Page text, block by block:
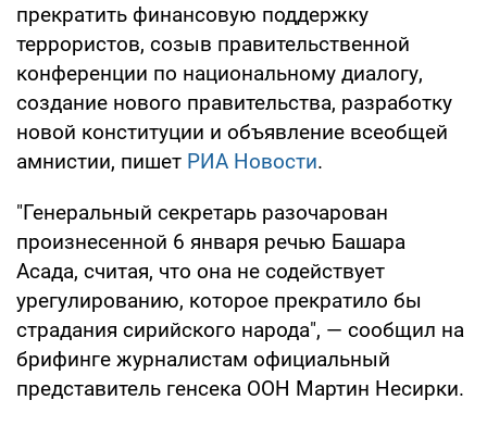
прекратить финансовую поддержку
террористов, созыв правительственной
конференции по национальному диалогу,
создание нового правительства, разработку
новой конституции и объявление всеобщей
амнистии, пишет РИА Новости.
"Генеральный секретарь разочарован
произнесенной 6 января речью Башара
Асада, считая, что она не содействует
урегулированию, которое прекратило бы
страдания сирийского народа", — сообщил на
брифинге журналистам официальный
представитель генсека ООН Мартин Несирки.